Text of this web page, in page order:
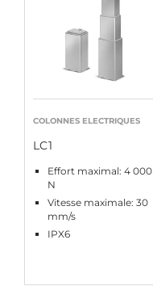
COLONNES ELECTRIQUES
LC1
Effort maximal: 4 000
N
Vitesse maximale: 30
mm/s
IPX6